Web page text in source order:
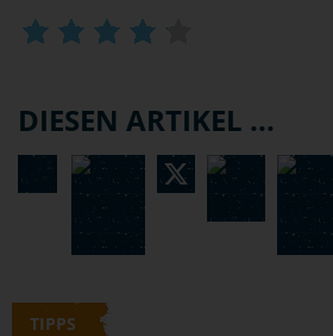
DIESEN ARTIKEL ...
TIPPS